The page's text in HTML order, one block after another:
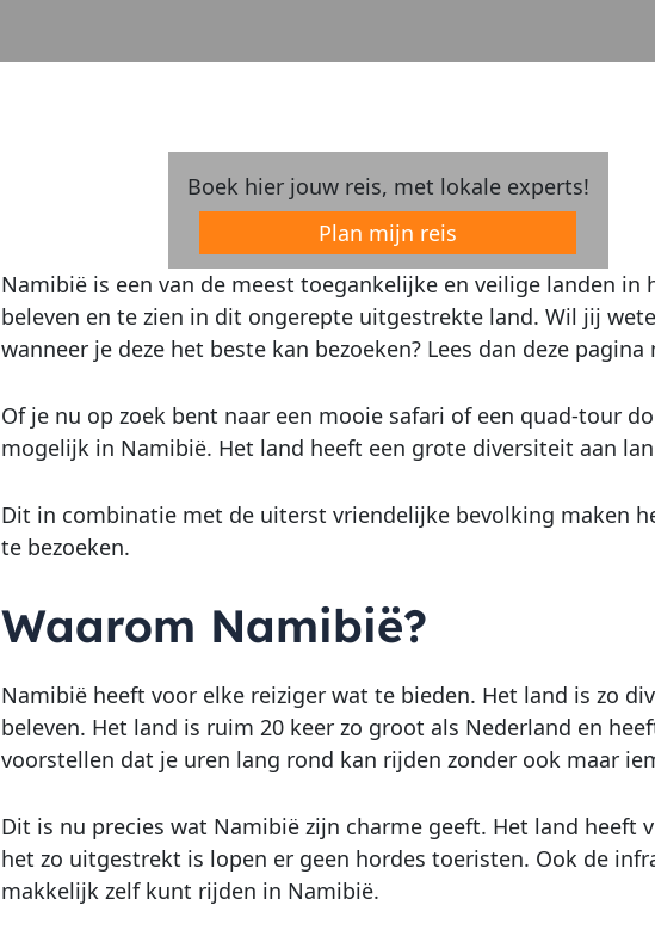
Boek hier jouw reis, met lokale experts!
Plan mijn reis
Namibië is een van de meest toegankelijke en veilige landen
beleven en te zien in dit ongerepte uitgestrekte land. Wil jij
wanneer je deze het beste kan bezoeken? Lees dan deze
Of je nu op zoek bent naar een mooie safari of een quad-tour
mogelijk in Namibië. Het land heeft een grote diversiteit aan
Dit in combinatie met de uiterst vriendelijke bevolking maken
te bezoeken.
Waarom Namibië?
Namibië heeft voor elke reiziger wat te bieden. Het land is zo
beleven. Het land is ruim 20 keer zo groot als Nederland en
voorstellen dat je uren lang rond kan rijden zonder ook maar
Dit is nu precies wat Namibië zijn charme geeft. Het land heeft
het zo uitgestrekt is lopen er geen hordes toeristen. Ook de
makkelijk zelf kunt rijden in Namibië.